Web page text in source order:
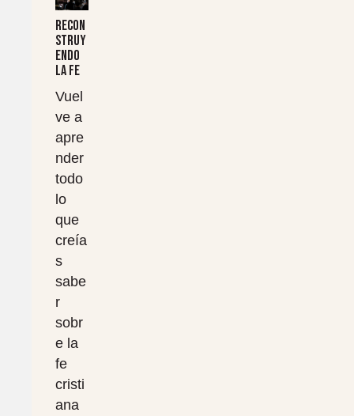
Recon
struy
endo
la fe
Vuel
ve a
apre
nder
todo
lo
que
creía
s
sabe
r
sobr
e la
fe
cristi
ana